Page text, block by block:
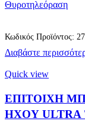
Θυροτηλεόραση
Διαβάστε
Κωδικός Προϊόντος:
Quick view
ΕΠΙΤΟΙΧΗ
ΗΧΟΥ ULTRA